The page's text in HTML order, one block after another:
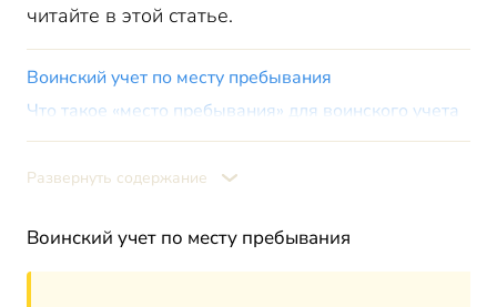
читайте в этой статье.
Воинский учет по месту пребывания
Что такое «место пребывания» для воинского учета
Постановка на воинский учет по месту пребывания
Можно ли встать на воинский учет без регистрации
Что требуется для постановки на воинский учет без
Развернуть содержание
Воинский учет по месту пребывания